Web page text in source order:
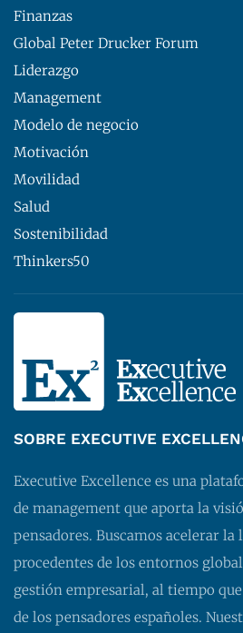
Finanzas
Global Peter Drucker Forum
Liderazgo
Management
Modelo de negocio
Motivación
Movilidad
Salud
Sostenibilidad
Thinkers50
SOBRE EXECUTIVE
Executive Excellence es una
de management que aporta la
pensadores. Buscamos acelerar la
procedentes de los entornos
gestión empresarial, al tiempo
de los pensadores españoles.